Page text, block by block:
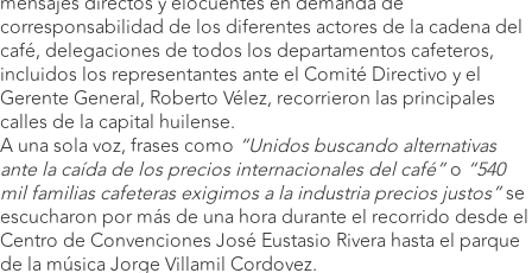
corresponsabilidad de los diferentes actores de la cadena del
café, delegaciones de todos los departamentos cafeteros,
incluidos los representantes ante el Comité Directivo y el
Gerente General, Roberto Vélez, recorrieron las principales
calles de la capital huilense.
A una sola voz, frases como “Unidos buscando alternativas
ante la caída de los precios internacionales del café”o “540
mil familias cafeteras exigimos a la industria precios justos”se
escucharon por más de una hora durante el recorrido desde el
Centro de Convenciones José Eustasio Rivera hasta el parque
de la música Jorge Villamil Cordovez.